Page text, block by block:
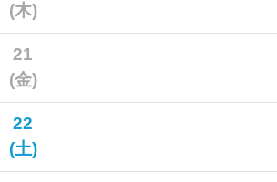
(木)
21
(金)
22
(土)